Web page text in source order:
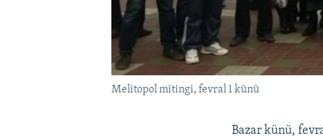
Melitopol mitingi, fevral 1 künü
Bazar künü,